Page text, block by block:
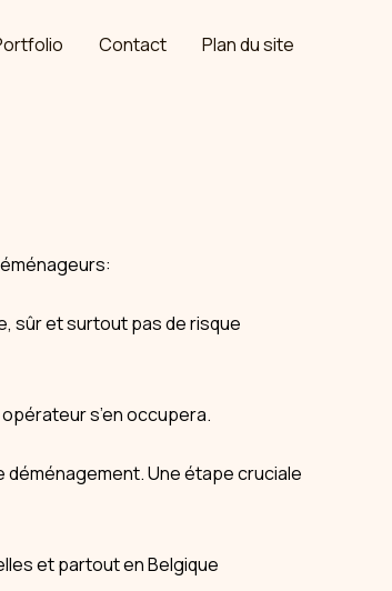
Contact Plan du site
sûr et surtout pas de risque
s’en occupera.
Une étape cruciale
et partout en Belgique